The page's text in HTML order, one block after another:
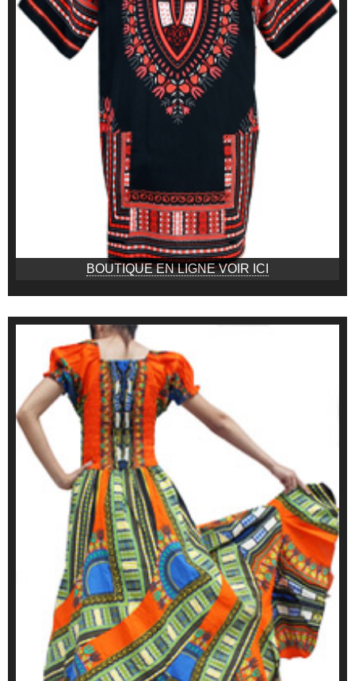
BOUTIQUE EN LIGNE VOIR ICI